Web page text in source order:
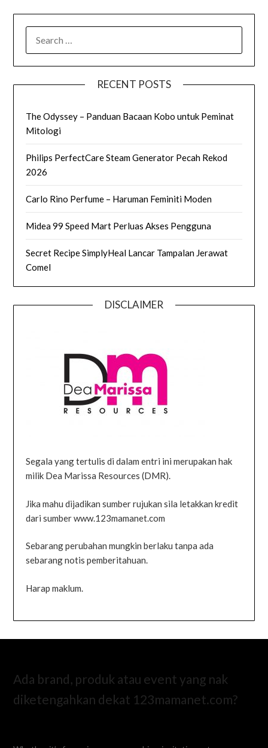
FOR:
RECENT POSTS
The Odyssey – Panduan Bacaan Kobo untuk Peminat
Mitologi
Philips PerfectCare Steam Generator Pecah Rekod
2026
Carlo Rino Perfume – Haruman Feminiti Moden
Midea 99 Speed Mart Perluas Akses Pengguna
Secret Recipe SimplyHeal Lancar Tampalan Jerawat
Comel
DISCLAIMER
Segala yang tertulis di dalam entri ini merupakan hak
milik Dea Marissa Resources (DMR).
Jika mahu dijadikan sumber rujukan sila letakkan kredit
dari sumber www.123mamanet.com
Sebarang perubahan mungkin berlaku tanpa ada
sebarang notis pemberitahuan.
Harap maklum.
Ada brand, produk atau event yang nak
diketengahkan dekat 123mamanet.com?